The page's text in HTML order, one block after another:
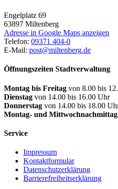
Engelplatz 69
63897 Miltenberg
Adresse in Google Maps anzeigen
Telefon: 09371 404-0
E-Mail: post@miltenberg.de
Öffnungszeiten Stadtverwaltung
Montag bis Freitag von 8.00 bis
Dienstag von 14.00 bis 16.00 Uhr
Donnerstag von 14.00 bis 18.00
Montag- und Mittwochnachmittag
Service
Impressum
Kontaktformular
Datenschutzerklärung
Barrierefreiheitserklärung